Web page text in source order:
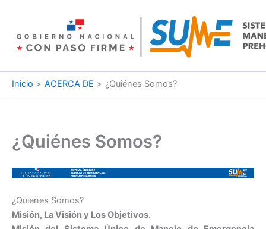
contenido
Inicio ACERCA DE ¿Quiénes Somos?
¿Quiénes Somos?
¿Quienes Somos?
Misión, La Visión y Los Objetivos.